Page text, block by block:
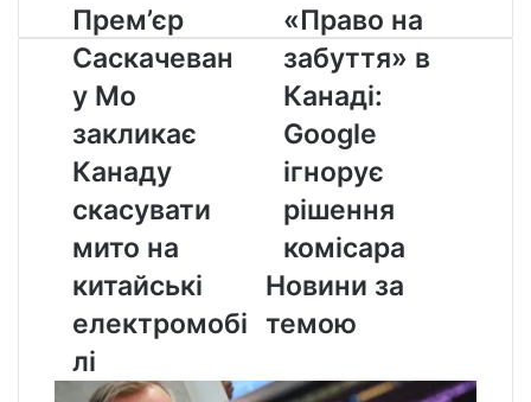
Прем’єр
Саскачевану
Мо
закликає
Канаду
скасувати
мито
на
китайські
Прем’єр
Саскачеван
у Мо
закликає
Канаду
скасувати
мито на
китайські
електромобі
лі
«Право
на
забуття»
в
Канаді:
Google
ігнорує
рішення
комісара
«Право на
забуття» в
Канаді:
Google
ігнорує
рішення
комісара
Новини за
темою